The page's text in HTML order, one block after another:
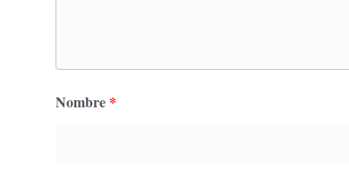
Nombre *